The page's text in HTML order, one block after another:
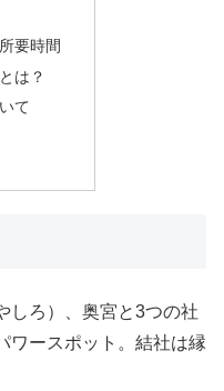
要時間
は？
て
しろ）、奥宮と3つの社
ワースポット。結社は縁